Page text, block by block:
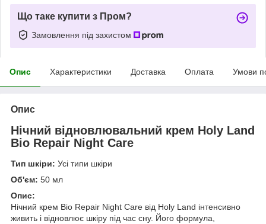
Що таке купити з Пром?
Замовлення під захистом
Опис Характеристики Доставка Оплата Умови
Опис
Нічний відновлювальний крем Holy Land
Bio Repair Night Care
Тип шкіри: Усі типи шкіри
Об'єм: 50 мл
Опис:
Нічний крем Bio Repair Night Care від Holy Land інтенсивно
живить і відновлює шкіру під час сну. Його формула,